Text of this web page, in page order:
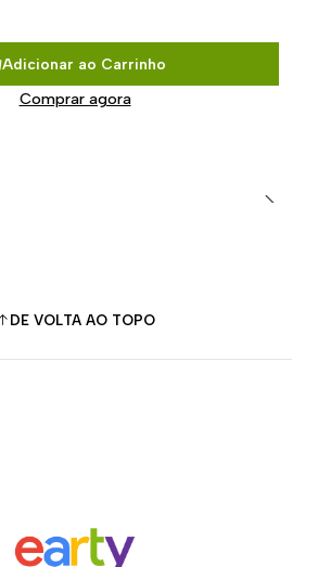
Adicionar ao Carrinho
Comprar agora
DE VOLTA AO TOPO